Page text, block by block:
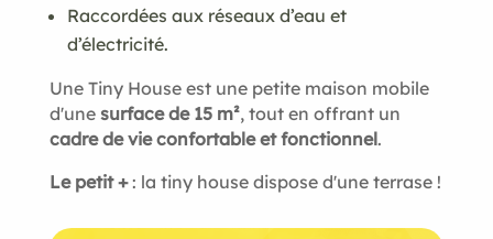
Raccordées aux réseaux d’eau et
d’électricité.
Une Tiny House est une petite maison mobile
d'une surface de 15 m², tout en offrant un
cadre de vie confortable et fonctionnel.
Le petit +: la tiny house dispose d'une terrase !